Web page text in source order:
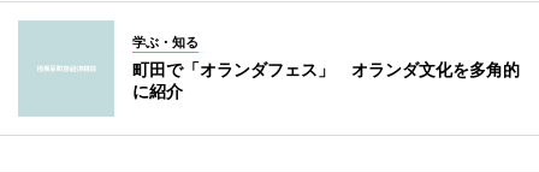
学ぶ・知る
町田で「オランダフェス」 オランダ文化を多角的
に紹介